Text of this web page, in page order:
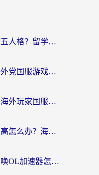
在国外用什么加速器打第五人格？留学生亲测：这6个功能才是关键！
比利时怎么玩三国杀？海外党国服游戏加速器终极指南（附问道CODOL优化方案）
外国可以打流放之路吗？海外玩家国服游戏畅玩终极指南（附实测推荐）
叫我大掌柜国外玩延迟很高怎么办？海外党亲测的国服游戏加速全攻略
海外党必看：免费使命召唤OL加速器怎么选？3个国服游戏加速痛点一次性解决